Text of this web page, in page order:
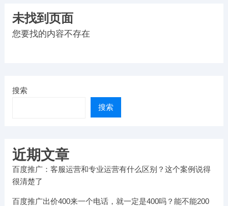
未找到页面
您要找的内容不存在
搜索
搜索
近期文章
百度推广：客服运营和专业运营有什么区别？这个案例说得
很清楚了
百度推广出价400来一个电话，就一定是400吗？能不能200